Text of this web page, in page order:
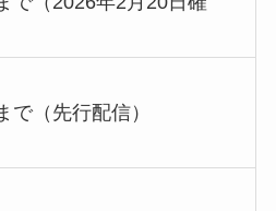
で（先行配信）